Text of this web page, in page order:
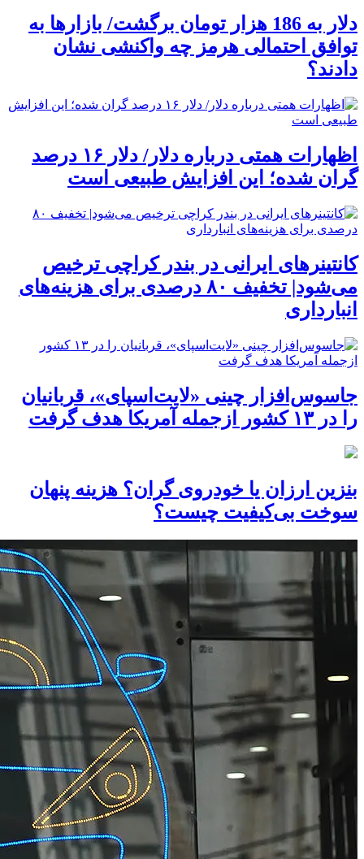
دلار به 186 هزار تومان برگشت/ بازارها به
توافق احتمالی هرمز چه واکنشی نشان
دادند؟
اظهارات همتی درباره دلار/ دلار ۱۶ درصد
گران شده؛ این افزایش طبیعی است
کانتینرهای ایرانی در بندر کراچی ترخیص
می‌شود| تخفیف ۸۰ درصدی برای هزینه‌های
انبارداری
جاسوس‌افزار چینی «لایت‌اسپای»، قربانیان
را در ۱۳ کشور ازجمله آمریکا هدف گرفت
بنزین ارزان یا خودروی گران؟ هزینه پنهان
سوخت بی‌کیفیت چیست؟